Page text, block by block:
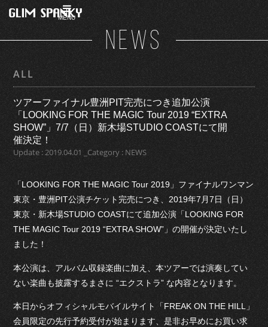
MENU
NEWS
ALL
ツアーファイナル豊洲PIT完売につき追加公演
「LOOKING FOR THE MAGIC Tour 2019 “EXTRA
SHOW”」7/7（日）新木場STUDIO COASTにて開
催決定！
Update : 2019.04.01 _Category : NEWS
「LOOKING FOR THE MAGIC Tour 2019」ファイナルワンマン
東京・豊洲PIT公演チケット完売につき、2019年7月7日（日）
東京・新木場STUDIO COASTにて追加公演「LOOKING FOR
THE MAGIC Tour 2019 “EXTRA SHOW”」の開催が決定いたし
ました！
本公演は、アルバム収録楽曲に加え、本ツアーでは演奏してい
ない楽曲も披露するまさに “エクストラ” な内容となります。
本日からオフィシャルモバイルサイト「FREAK ON THE HILL」
会員限定の先行予約受付が始まります、是非お早めにお買い求